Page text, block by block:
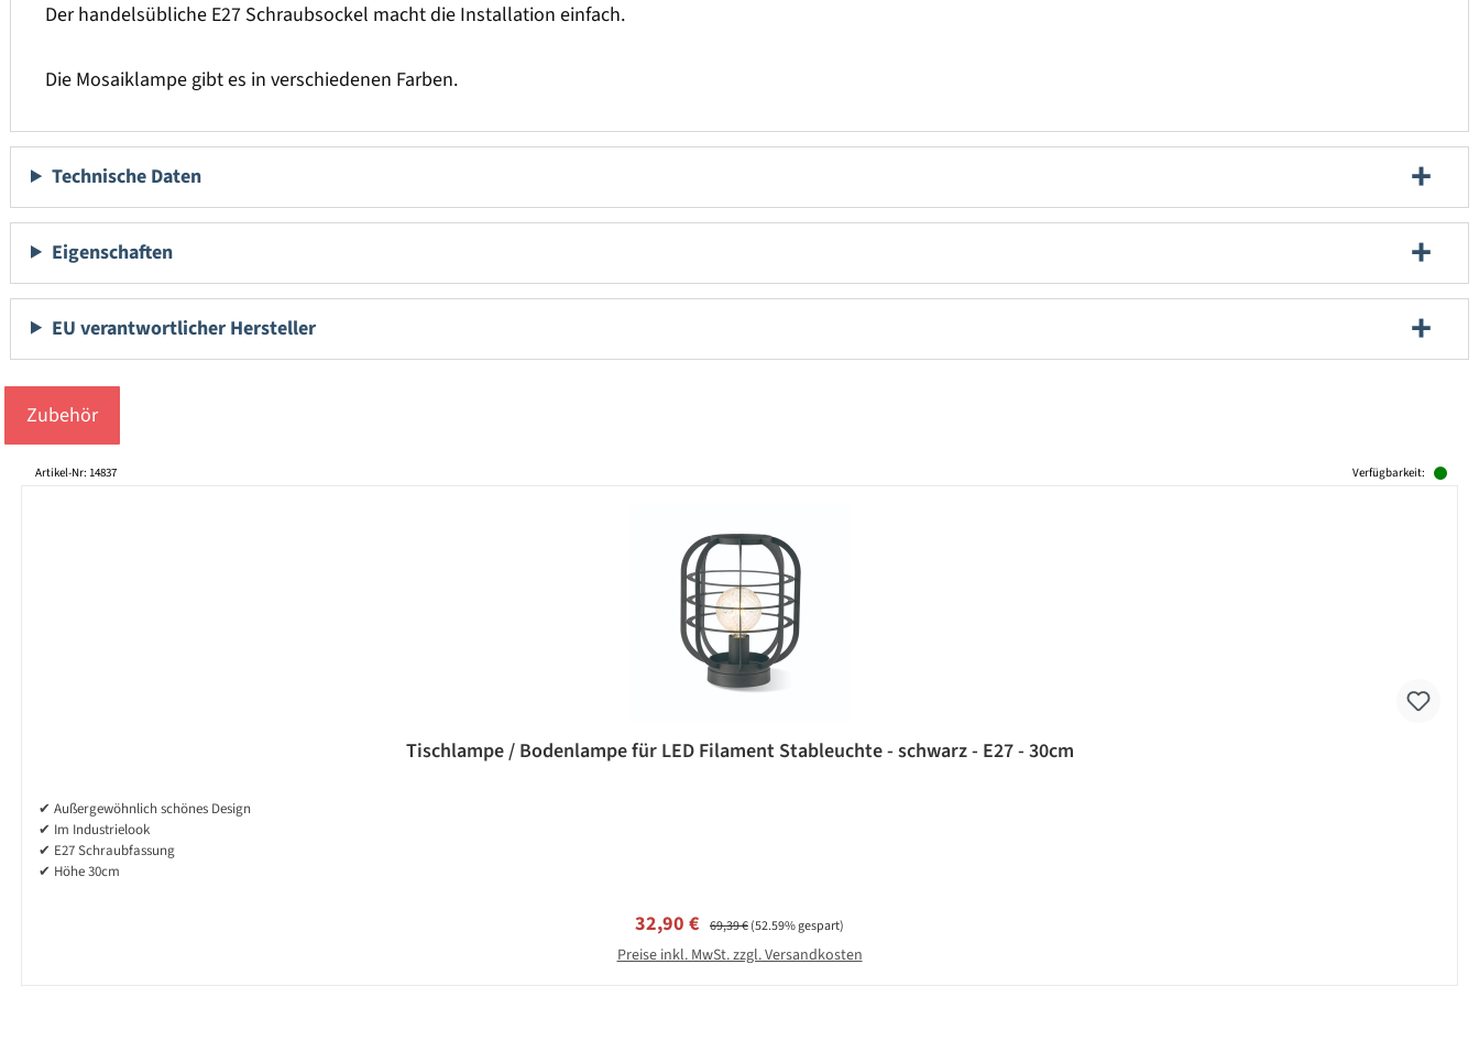
Der handelsübliche E27 Schraubsockel macht die Installation einfach.
Die Mosaiklampe gibt es in verschiedenen Farben.
Technische Daten
Eigenschaften
EU verantwortlicher Hersteller
Zubehör
Produktgalerie überspringen
Artikel-Nr: 14837 Verfügbarkeit:
Tischlampe / Bodenlampe für LED Filament Stableuchte - schwarz - E27 - 30cm
✔ Außergewöhnlich schönes Design
✔ Im Industrielook
✔ E27 Schraubfassung
✔ Höhe 30cm
Verkaufspreis:
32,90 € Regulärer Preis:
69,39 €(52.59% gespart)
Preise inkl. MwSt. zzgl. Versandkosten